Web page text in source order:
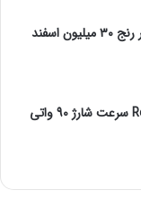
معرفی بهترین گوشی ها در رنج ۳۰ میلیون اسفند
گوشی Redmi Note 14 Pro سرعت شارژ 90 واتی